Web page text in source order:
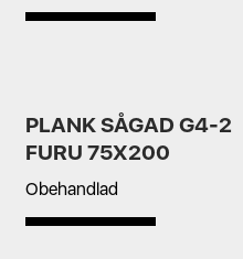
PLANK SÅGAD G4-2
FURU 75X200
Obehandlad